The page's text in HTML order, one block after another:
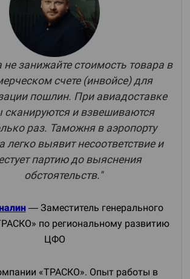
не занижайте стоимость товара в
счете (инвойсе) для
пошлин. При авиадоставке
сканируются и взвешиваются
раз. Таможня в аэропорту
легко выявит несоответствие и
партию до выяснения
обстоятельств."
— Заместитель генерального
по региональному развитию
ЦФО
«ТРАСКО». Опыт работы в